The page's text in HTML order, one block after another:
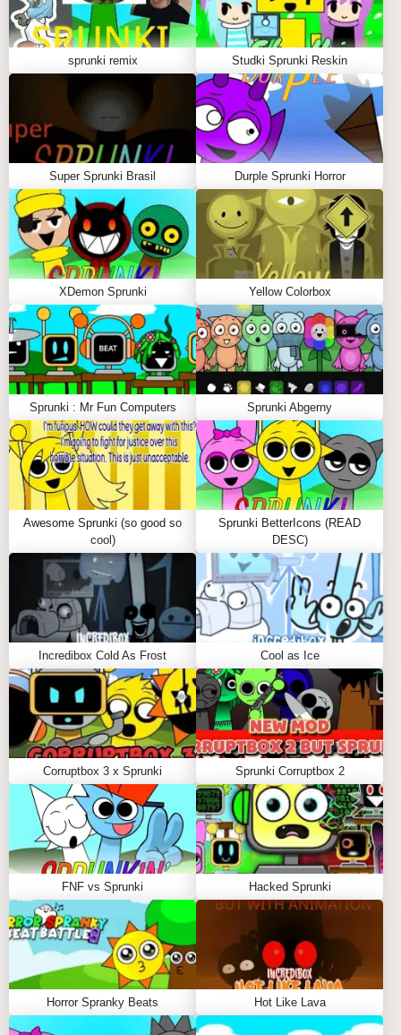
sprunki remix Studki Sprunki Reskin
Super Sprunki Brasil Durple Sprunki Horror
XDemon Sprunki Yellow Colorbox
Sprunki : Mr Fun Computers Sprunki Abgerny
Awesome Sprunki (so good so
cool)
Sprunki BetterIcons (READ
DESC)
Incredibox Cold As Frost Cool as Ice
Corruptbox 3 x Sprunki Sprunki Corruptbox 2
FNF vs Sprunki Hacked Sprunki
Horror Spranky Beats Hot Like Lava